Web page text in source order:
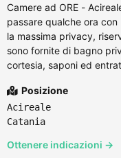
Camere ad ORE -
passare qualche ora
la massima privacy,
sono fornite di bagno
cortesia, saponi ed
Posizione
Acireale
Catania
Ottenere indicazioni →